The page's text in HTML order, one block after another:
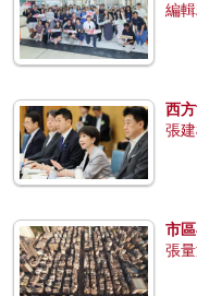
編
西
張
市
張